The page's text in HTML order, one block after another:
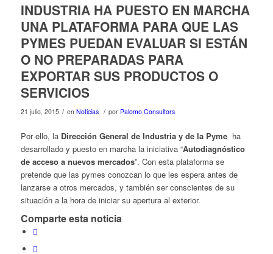
INDUSTRIA HA PUESTO EN MARCHA
UNA PLATAFORMA PARA QUE LAS
PYMES PUEDAN EVALUAR SI ESTÁN
O NO PREPARADAS PARA
EXPORTAR SUS PRODUCTOS O
SERVICIOS
21 julio, 2015 / en Noticias / por Palomo Consultors
Por ello, la Dirección General de Industria y de la Pymeha
desarrollado y puesto en marcha la iniciativa “Autodiagnóstico
de acceso a nuevos mercados”. Con esta plataforma se
pretende que las pymes conozcan lo que les espera antes de
lanzarse a otros mercados, y también ser conscientes de su
situación a la hora de iniciar su apertura al exterior.
Comparte esta noticia